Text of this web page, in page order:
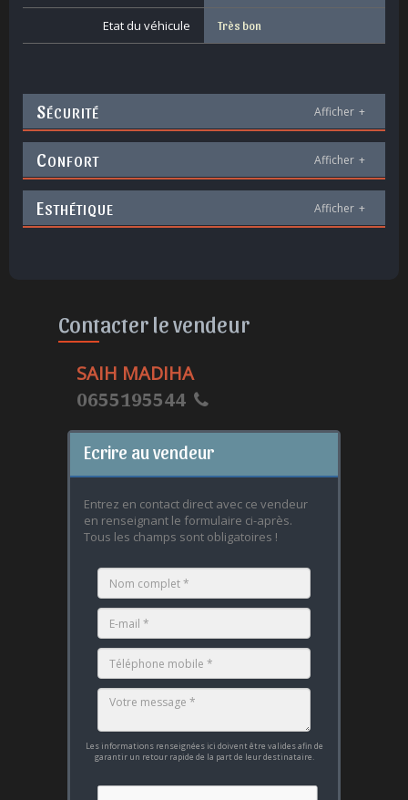
Etat du véhicule Très bon
SÉCURITÉ Afficher +
CONFORT Afficher +
ESTHÉTIQUE Afficher +
Contacter le vendeur
SAIH MADIHA
0655195544
Ecrire au vendeur
Entrez en contact direct avec ce vendeur
en renseignant le formulaire ci-après.
Tous les champs sont obligatoires !
Les informations renseignées ici doivent être valides afin de
garantir un retour rapide de la part de leur destinataire.